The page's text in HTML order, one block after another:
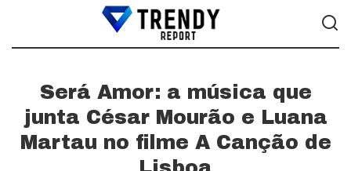
Será Amor: a música que
junta César Mourão e Luana
Martau no filme A Canção de